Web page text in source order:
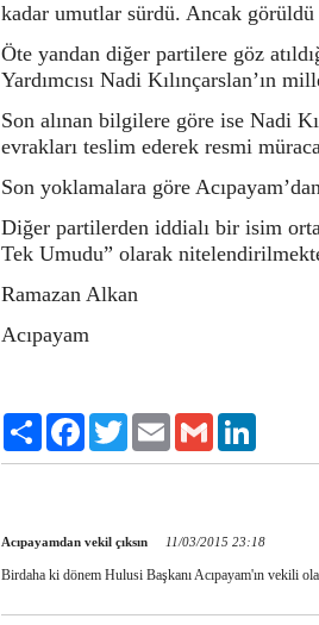
kadar umutlar sürdü. Ancak
Öte yandan diğer partilere göz
Yardımcısı Nadi Kılınçarslan’ın
Son alınan bilgilere göre ise Nadi
evrakları teslim ederek resmi
Son yoklamalara göre
Diğer partilerden iddialı bir isim
Tek Umudu” olarak
Ramazan Alkan
Acıpayam
Paylaş FacebookTwitter Email Gmail
Acıpayamdan vekil çıksın 11/03/2015 23:18
Birdaha ki dönem Hulusi Başkanı Acıpayam'ın vekili